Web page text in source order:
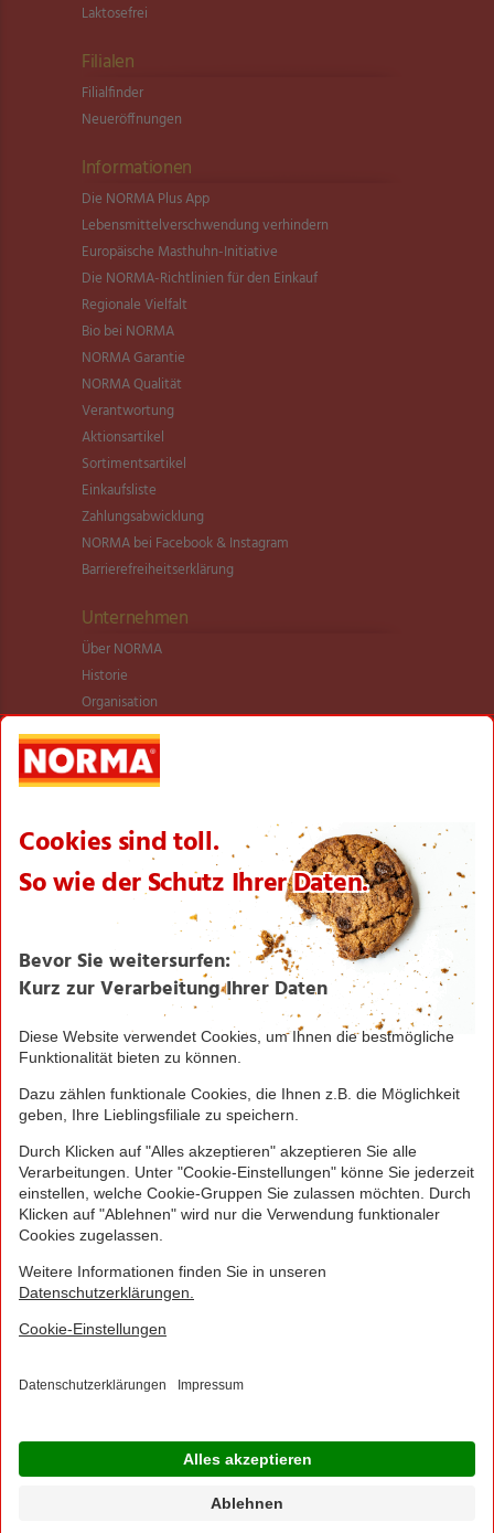
Laktosefrei
Filialen
Filialfinder
Neueröffnungen
Informationen
Die NORMA Plus App
Lebensmittel­verschwendung verhindern
Europäische Masthuhn-Initiative
Die NORMA-Richtlinien für den Einkauf
Regionale Vielfalt
Bio bei NORMA
NORMA Garantie
NORMA Qualität
Verantwortung
Aktionsartikel
Sortimentsartikel
Einkaufsliste
Zahlungsabwicklung
NORMA bei Facebook & Instagram
Barrierefreiheitserklärung
Unternehmen
Über NORMA
Historie
Organisation
International
Logistik
Filialnetz
Karriere
Verantwortung/CSR
NORMA News
Seite drucken
Nach oben
Greifen Sie schnell zu! Alle angegebenen Preise in
Irrtümer durch Schreib-, Programmier- und
Datenübertragungsfehler sind vorbehalten.
© 2016 - 2026 NORMA Lebensmittelfilialbetrieb
Stiftung & Co. KG
Sitemap Kontakt
Barrierefreiheitserklärung Compliance
Jetzt Ihre NORMA Filiale auswählen und noch
mehr Angebote entdecken!
Geben Sie über "Meine Filiale" Ihre PLZ ein und sehen Sie alle Angebote aus Ihrer
Region.